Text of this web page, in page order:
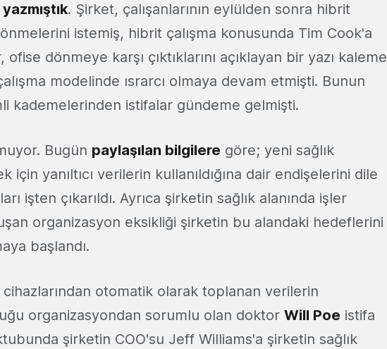
yazmıştık. Şirket, çalışanlarının eylülden sonra hibrit
istemiş, hibrit çalışma konusunda Tim Cook'a
dönmeye karşı çıktıklarını açıklayan bir yazı kaleme
modelinde ısrarcı olmaya devam etmişti. Bunun
kademelerinden istifalar gündeme gelmişti.
Bugün paylaşılan bilgilere göre; yeni sağlık
için yanıltıcı verilerin kullanıldığına dair endişelerini dile
işten çıkarıldı. Ayrıca şirketin sağlık alanında işler
organizasyon eksikliği şirketin bu alandaki hedeflerini
başlandı.
otomatik olarak toplanan verilerin
organizasyondan sorumlu olan doktor Will Poe istifa
şirketin COO'su Jeff Williams'a şirketin sağlık